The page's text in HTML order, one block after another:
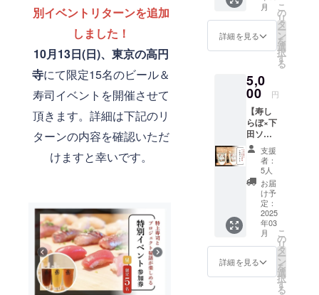
別イベントリターンを追加
しました！
10月13日(日)、東京の高円
寺にて限定15名のビール＆
寿司イベントを開催させて
頂きます。詳細は下記のリ
ターンの内容を確認いただ
けますと幸いです。
トネス）の
下田地区
リーダーと
して地域貢
田舎町下田
において、
高齢化等に
よる飲食
店、寿司店
の減少に伴
い、寿司職
人として実
家の跡を継
ぐだけでな
く、後継者
ディン
グ支援
者限
食べら
れない
り寿司
３貫が
つきま
す。
（当日
支援
可） ◎
夜は
オープ
ンな会
（支援
者以外
にも一
般のお
お礼の
メッ
セージ
をお送
〈ご提
供方
法〉 お
礼：
CAMPF
IREメッ
セージ
活動報
告：
CAMPF
IRE活動
報告・
Instagr
月
詳細を見る
こ
の
リ
タ
ー
ン
を
選
択
す
る
5,0
00 円
【寿し
らぼ×下
田ソル
ト】 下
田ソル
トを2
パック
（小
粒、中
粒）を
送りま
す。 下
田の海
水100%
で手作
支援
者：
5人
お届
け予
定：
2025
年03
月
詳細を見る
こ
の
リ
タ
ー
ン
を
選
択
す
る